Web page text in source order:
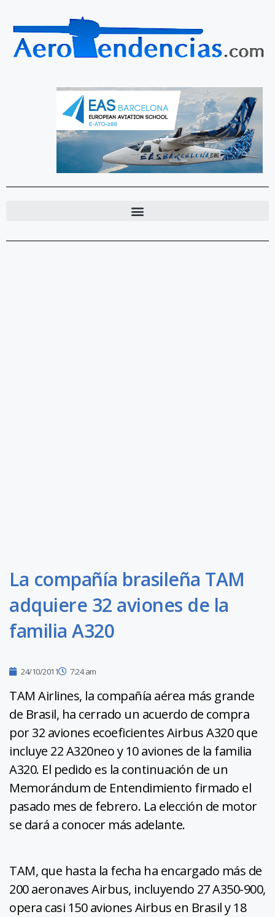
La compañía brasileña TAM
adquiere 32 aviones de la
familia A320
24/10/2011 7:24 am
TAM Airlines, la compañía aérea más grande
de Brasil, ha cerrado un acuerdo de compra
por 32 aviones ecoeficientes Airbus A320 que
incluye 22 A320neo y 10 aviones de la familia
A320. El pedido es la continuación de un
Memorándum de Entendimiento firmado el
pasado mes de febrero. La elección de motor
se dará a conocer más adelante.
TAM, que hasta la fecha ha encargado más de
200 aeronaves Airbus, incluyendo 27 A350-900,
opera casi 150 aviones Airbus en Brasil y 18